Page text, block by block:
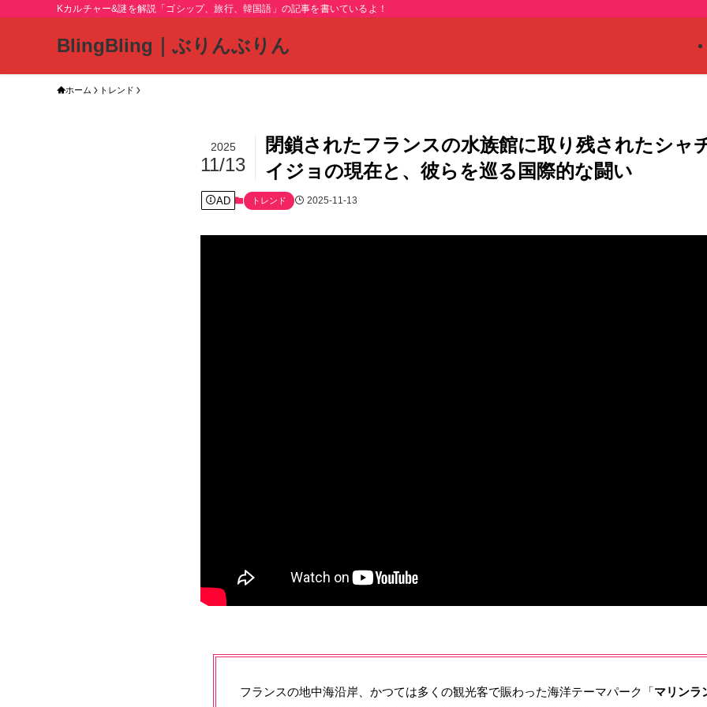
Kカルチャー&謎を解説「ゴシップ、旅行、韓国語」の記事を書いているよ！
BlingBling｜ぶりんぶりん
ホーム トレンド
閉鎖されたフランスの水族館に取り残されたシャ
イジョの現在と、彼らを巡る国際的な闘い
2025
11/13
AD トレンド 2025-11-13
フランスの地中海沿岸、かつては多くの観光客で賑わった海洋テーマパーク「マリンラ